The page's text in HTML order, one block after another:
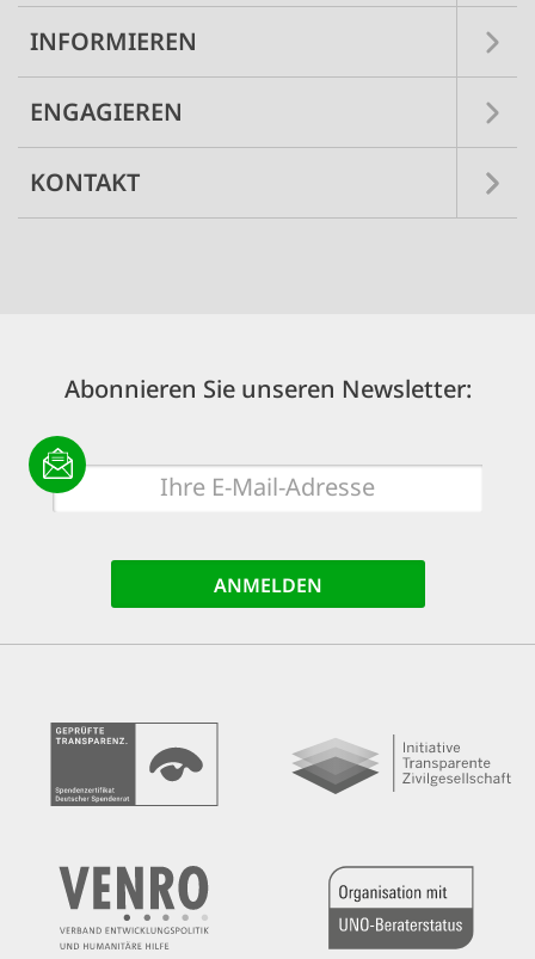
INFORMIEREN
ENGAGIEREN
KONTAKT
Abonnieren Sie unseren Newsletter:
E-
Mail